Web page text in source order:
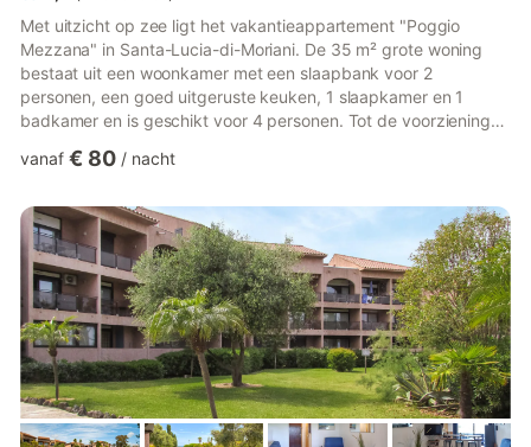
Met uitzicht op zee ligt het vakantieappartement "Poggio
Mezzana" in Santa-Lucia-di-Moriani. De 35 m² grote woning
bestaat uit een woonkamer met een slaapbank voor 2
personen, een goed uitgeruste keuken, 1 slaapkamer en 1
badkamer en is geschikt voor 4 personen. Tot de voorzieningen
wasmachine en een vaatwasser. Uw eigen buitenruimte bestaat
gedeeld zwembad met een goed uitgeruste zwembadruimte is
ook beschikbaar voor uw gebruik. Een parkeerplaats is
beschikbaar op het t...
vanaf € 80 / nacht